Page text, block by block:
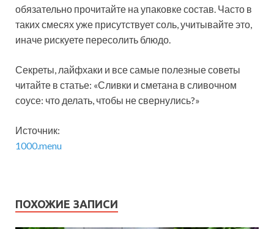
обязательно прочитайте на упаковке состав. Часто в
таких смесях уже присутствует соль, учитывайте это,
иначе рискуете пересолить блюдо.
Секреты, лайфхаки и все самые полезные советы
читайте в статье: «Сливки и сметана в сливочном
соусе: что делать, чтобы не свернулись?»
Источник:
1000.menu
ПОХОЖИЕ ЗАПИСИ